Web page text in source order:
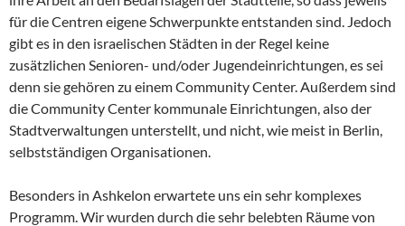
für die Centren eigene Schwerpunkte entstanden sind. Jedoch
gibt es in den israelischen Städten in der Regel keine
zusätzlichen Senioren- und/oder Jugendeinrichtungen, es sei
denn sie gehören zu einem Community Center. Außerdem sind
die Community Center kommunale Einrichtungen, also der
Stadtverwaltungen unterstellt, und nicht, wie meist in Berlin,
selbstständigen Organisationen.
Besonders in Ashkelon erwartete uns ein sehr komplexes
Programm. Wir wurden durch die sehr belebten Räume von